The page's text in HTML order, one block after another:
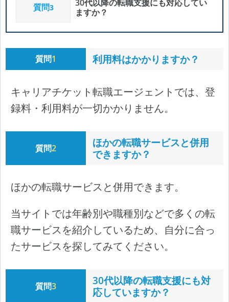
質問3
30代以降の転職支援にも対応してい
ますか？
質問1 利用料はかかりますか？
キャリアチケット転職エージェントでは、登
録料・利用料が一切かかりません。
質問2
ほかの転職サービスと併用
できますか？
ほかの転職サービスと併用できます。
当サイトでは年齢別や職種別などで多くの転
職サービスを紹介しているため、自分に合っ
たサービスを探してみてください。
質問3
30代以降の転職支援にも対
応していますか？